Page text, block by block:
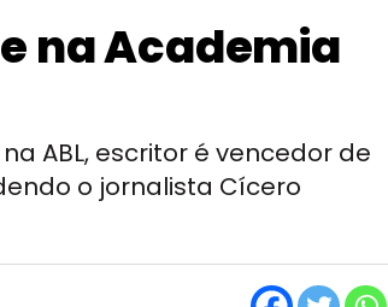
na Academia
ABL, escritor é vencedor de
o jornalista Cícero